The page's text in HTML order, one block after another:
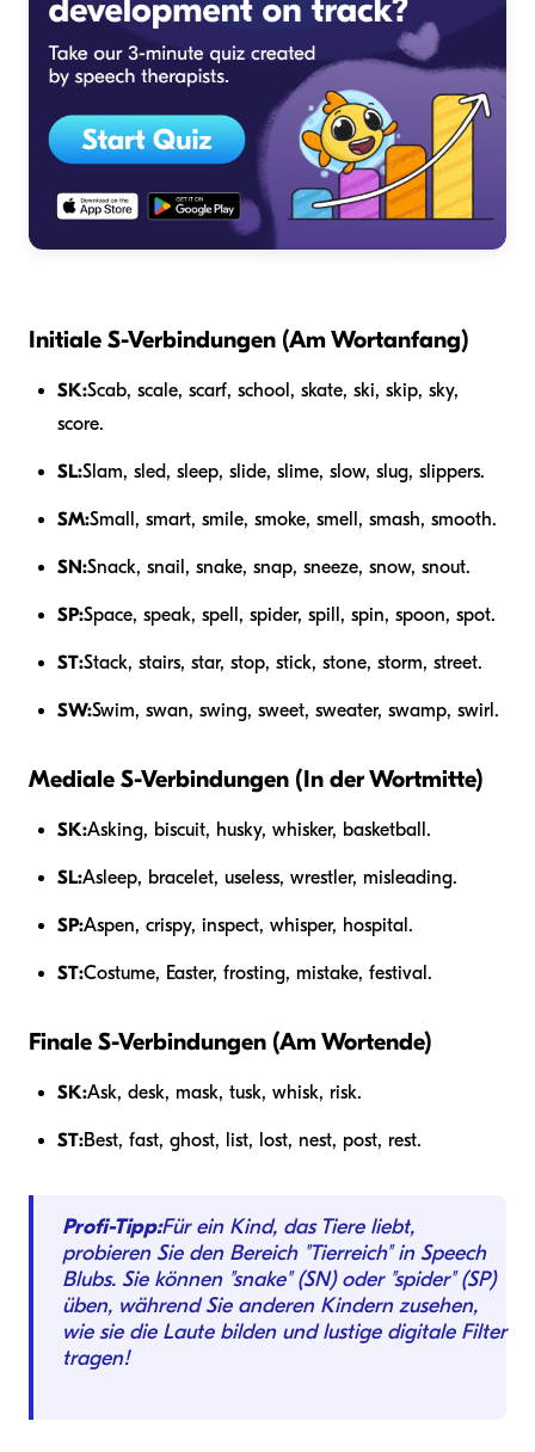
Initiale S-Verbindungen (Am Wortanfang)
SK:Scab, scale, scarf, school, skate, ski, skip, sky,
score.
SL:Slam, sled, sleep, slide, slime, slow, slug, slippers.
SM:Small, smart, smile, smoke, smell, smash, smooth.
SN:Snack, snail, snake, snap, sneeze, snow, snout.
SP:Space, speak, spell, spider, spill, spin, spoon, spot.
ST:Stack, stairs, star, stop, stick, stone, storm, street.
SW:Swim, swan, swing, sweet, sweater, swamp, swirl.
Mediale S-Verbindungen (In der Wortmitte)
SK:Asking, biscuit, husky, whisker, basketball.
SL:Asleep, bracelet, useless, wrestler, misleading.
SP:Aspen, crispy, inspect, whisper, hospital.
ST:Costume, Easter, frosting, mistake, festival.
Finale S-Verbindungen (Am Wortende)
SK:Ask, desk, mask, tusk, whisk, risk.
ST:Best, fast, ghost, list, lost, nest, post, rest.
Profi-Tipp:Für ein Kind, das Tiere liebt,
probieren Sie den Bereich "Tierreich" in Speech
Blubs. Sie können "snake" (SN) oder "spider" (SP)
üben, während Sie anderen Kindern zusehen,
wie sie die Laute bilden und lustige digitale Filter
tragen!